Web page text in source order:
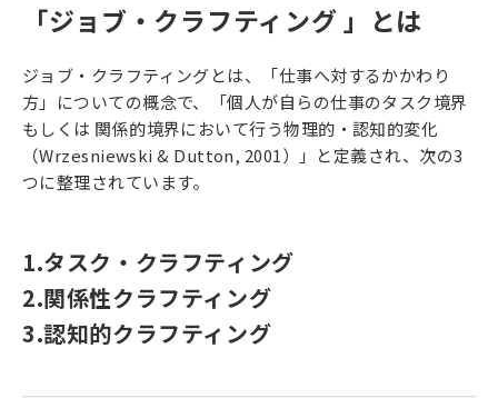
「ジョブ・クラフティング 」とは
ジョブ・クラフティングとは、「仕事へ対するかかわり
方」についての概念で、「個人が自らの仕事のタスク境界
もしくは 関係的境界において行う物理的・認知的変化
（Wrzesniewski & Dutton, 2001）」と定義され、次の3
つに整理されています。
1.タスク・クラフティング
2.関係性クラフティング
3.認知的クラフティング